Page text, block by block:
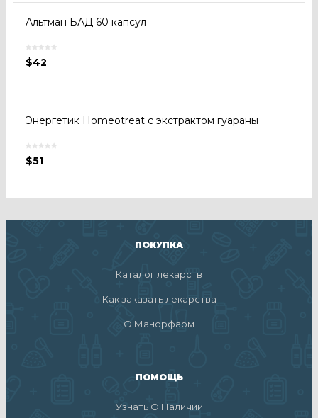
Альтман БАД 60 капсул
$42
Энергетик Homeotreat с экстрактом гуараны
$51
ПОКУПКА
Каталог лекарств
Как заказать лекарства
О Манорфарм
ПОМОЩЬ
Узнать О Наличии